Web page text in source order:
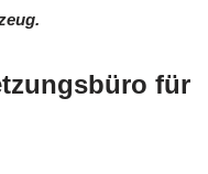
für